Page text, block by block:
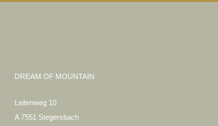
DREAM OF MOUNTAIN
Leitenweg 10
A 7551 Stegersbach